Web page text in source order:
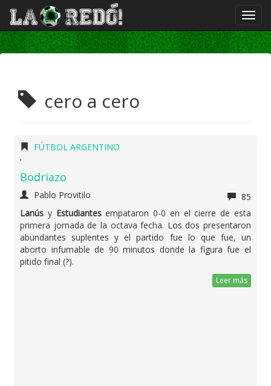
cero a cero
FÚTBOL ARGENTINO
Bodriazo
Pablo Provitilo
85
Lanús y Estudiantesempataron 0-0 en el cierre de esta
primera jornada de la octava fecha. Los dos presentaron
abundantes suplentes y el partido fue lo que fue, un
aborto infumable de 90 minutos donde la figura fue el
pitido final (?).
Leer más